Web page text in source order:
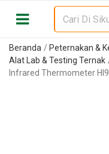
Beranda
Peternakan &
Alat Lab & Testing Ternak
Infrared Thermometer